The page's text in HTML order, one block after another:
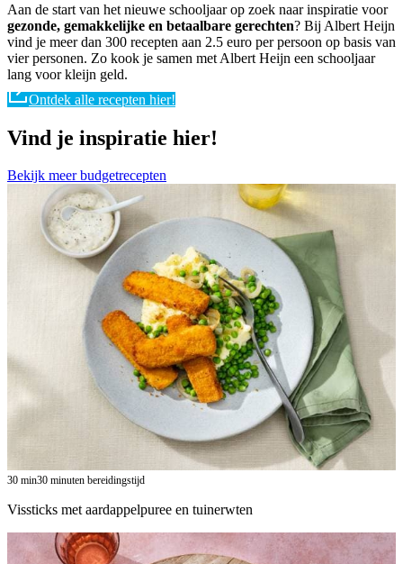
Aan de start van het nieuwe schooljaar op zoek naar inspiratie voor
gezonde, gemakkelijke en betaalbare gerechten? Bij Albert Heijn
vind je meer dan 300 recepten aan 2.5 euro per persoon op basis van
vier personen. Zo kook je samen met Albert Heijn een schooljaar
lang voor kleijn geld.
Ontdek alle recepten hier!
Vind je inspiratie hier!
Bekijk meer budgetrecepten
30 min30 minuten bereidingstijd
Vissticks met aardappelpuree en tuinerwten